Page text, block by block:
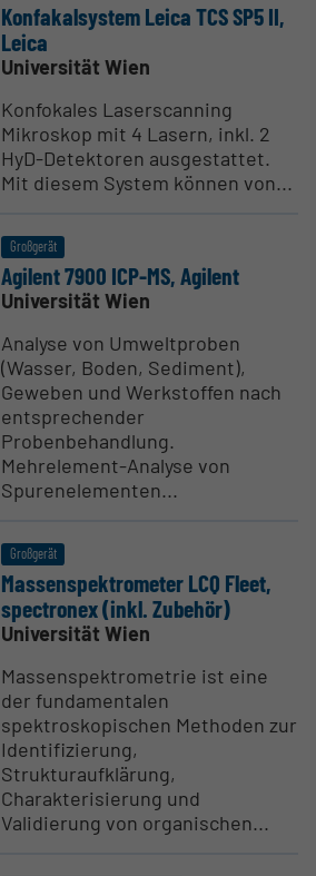
Konfa­kal­system Leica TCS SP5 II,
Leica
Universität Wien
Konfokales Laserscanning
Mikroskop mit 4 Lasern, inkl. 2
HyD-Detektoren ausgestattet.
Mit diesem System können von...
Großgerät
Agilent 7900 ICP-MS, Agilent
Universität Wien
Analyse von Umweltproben
(Wasser, Boden, Sediment),
Geweben und Werkstoffen nach
entsprechender
Probenbehandlung.
Mehrelement-Analyse von
Spurenelementen...
Großgerät
Massen­spek­tro­meter LCQ Fleet,
spectronex (inkl. Zubehör)
Universität Wien
Massenspektrometrie ist eine
der fundamentalen
spektroskopischen Methoden zur
Identifizierung,
Strukturaufklärung,
Charakterisierung und
Validierung von organischen...